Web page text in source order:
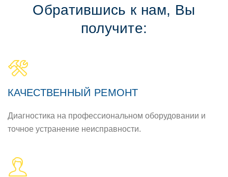
Обратившись к нам, Вы
получите:
КАЧЕСТВЕННЫЙ РЕМОНТ
Диагностика на профессиональном оборудовании и
точное устранение неисправности.